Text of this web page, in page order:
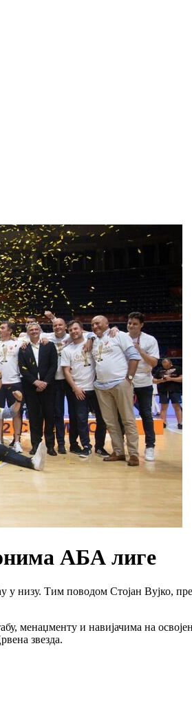
АБА лиге
низу. Тим поводом Стојан Вујко,
менаџменту и навијачима на
звезда.